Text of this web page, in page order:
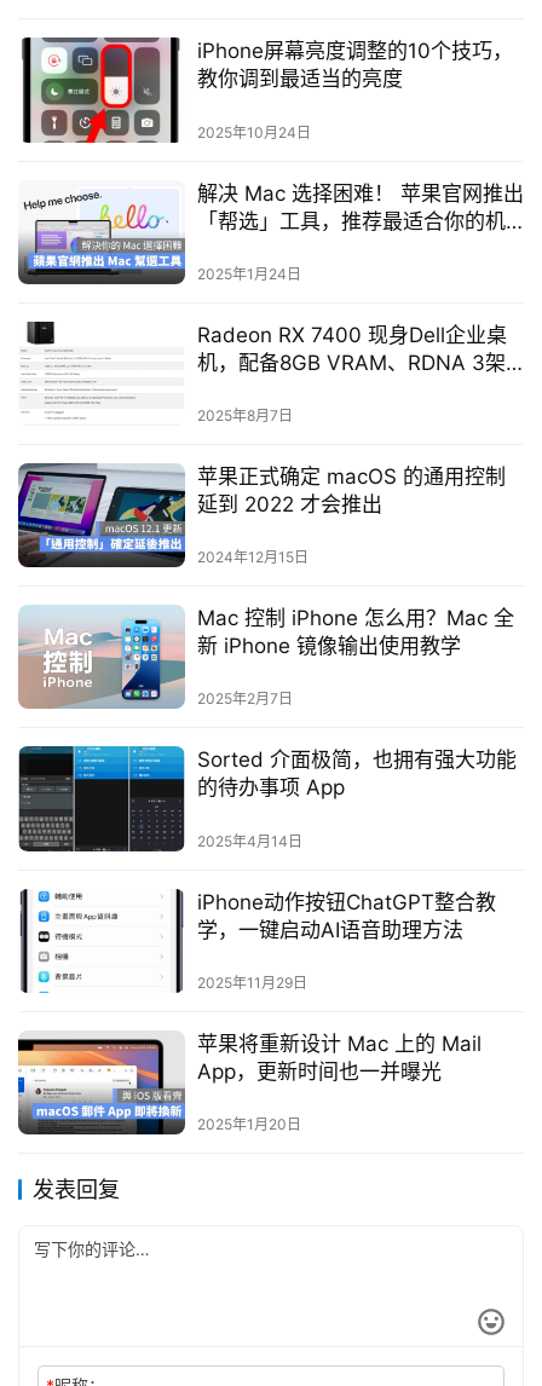
iPhone屏幕亮度调整的10个技巧，
教你调到最适当的亮度
2025年10月24日
解决 Mac 选择困难！ 苹果官网推出
「帮选」工具，推荐最适合你的机
2025年1月24日
Radeon RX 7400 现身Dell企业桌
机，配备8GB VRAM、RDNA 3架
2025年8月7日
苹果正式确定 macOS 的通用控制
延到 2022 才会推出
2024年12月15日
Mac 控制 iPhone 怎么用？Mac 全
新 iPhone 镜像输出使用教学
2025年2月7日
Sorted 介面极简，也拥有强大功能
的待办事项 App
2025年4月14日
iPhone动作按钮ChatGPT整合教
学，一键启动AI语音助理方法
2025年11月29日
苹果将重新设计 Mac 上的 Mail
App，更新时间也一并曝光
2025年1月20日
发表回复